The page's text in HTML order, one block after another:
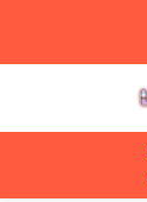
content